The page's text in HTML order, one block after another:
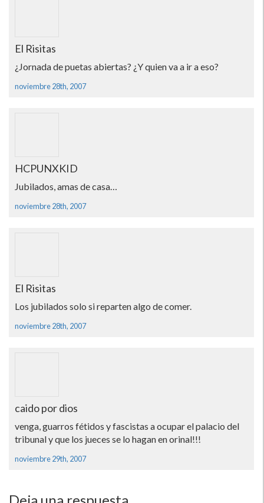
El Risitas
¿Jornada de puetas abiertas? ¿Y quien va a ir a eso?
noviembre 28th, 2007
HCPUNXKID
Jubilados, amas de casa…
noviembre 28th, 2007
El Risitas
Los jubilados solo si reparten algo de comer.
noviembre 28th, 2007
caido por dios
venga, guarros fétidos y fascistas a ocupar el palacio del
tribunal y que los jueces se lo hagan en orinal!!!
noviembre 29th, 2007